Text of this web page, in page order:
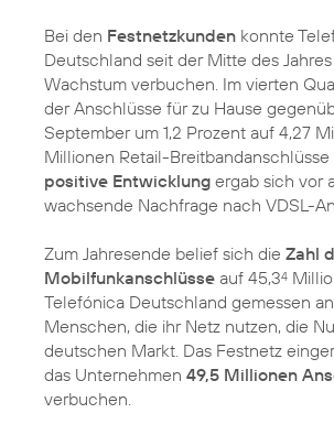
Bei den Festnetzkunden konnte
Deutschland seit der Mitte des
Wachstum verbuchen. Im vierten
der Anschlüsse für zu Hause
September um 1,2 Prozent auf 4,27
Millionen Retail-Breitbandanschlüsse
positive Entwicklung ergab sich vor
wachsende Nachfrage nach VDSL-
Zum Jahresende belief sich die Zahl
Mobilfunkanschlüsse auf 45,34
Telefónica Deutschland gemessen
Menschen, die ihr Netz nutzen, die
deutschen Markt. Das Festnetz
das Unternehmen 49,5 Millionen
verbuchen.